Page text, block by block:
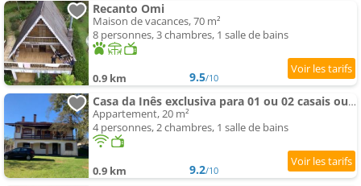
Recanto Omi
Maison de vacances, 70 m²
8 personnes, 3 chambres, 1 salle de bains
0.9 km 9.5/10
Casa da Inês exclusiva para 01 ou 02 casais ou família
Appartement, 20 m²
4 personnes, 2 chambres, 1 salle de bains
0.9 km 9.2/10